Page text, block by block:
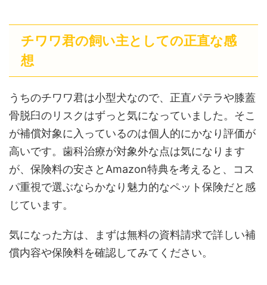
チワワ君の飼い主としての正直な感
想
うちのチワワ君は小型犬なので、正直パテラや膝蓋
骨脱臼のリスクはずっと気になっていました。そこ
が補償対象に入っているのは個人的にかなり評価が
高いです。歯科治療が対象外な点は気になります
が、保険料の安さとAmazon特典を考えると、コス
パ重視で選ぶならかなり魅力的なペット保険だと感
じています。
気になった方は、まずは無料の資料請求で詳しい補
償内容や保険料を確認してみてください。